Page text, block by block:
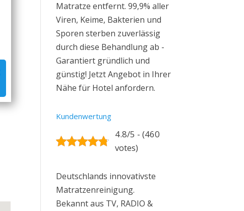
Matratze entfernt. 99,9% aller
Viren, Keime, Bakterien und
Sporen sterben zuverlässig
durch diese Behandlung ab -
Garantiert gründlich und
günstig! Jetzt Angebot in Ihrer
Nähe für Hotel anfordern.
Kundenwertung
4.8/5 - (460
votes)
Deutschlands innovativste
Matratzenreinigung.
Bekannt aus TV, RADIO &